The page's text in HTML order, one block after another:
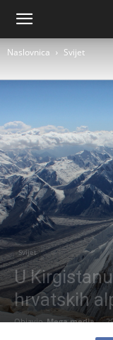
Naslovnica Svijet
Svijet
U
hrvatskih
Objavio Mega media -